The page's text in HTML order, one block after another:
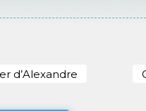
d’Alexandre